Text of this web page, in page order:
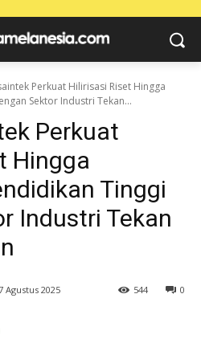
Perkuat Hilirisasi Riset Hingga
Sektor Industri Tekan...
Perkuat
Hingga
Tinggi
Industri Tekan
Agustus 2025 0
544